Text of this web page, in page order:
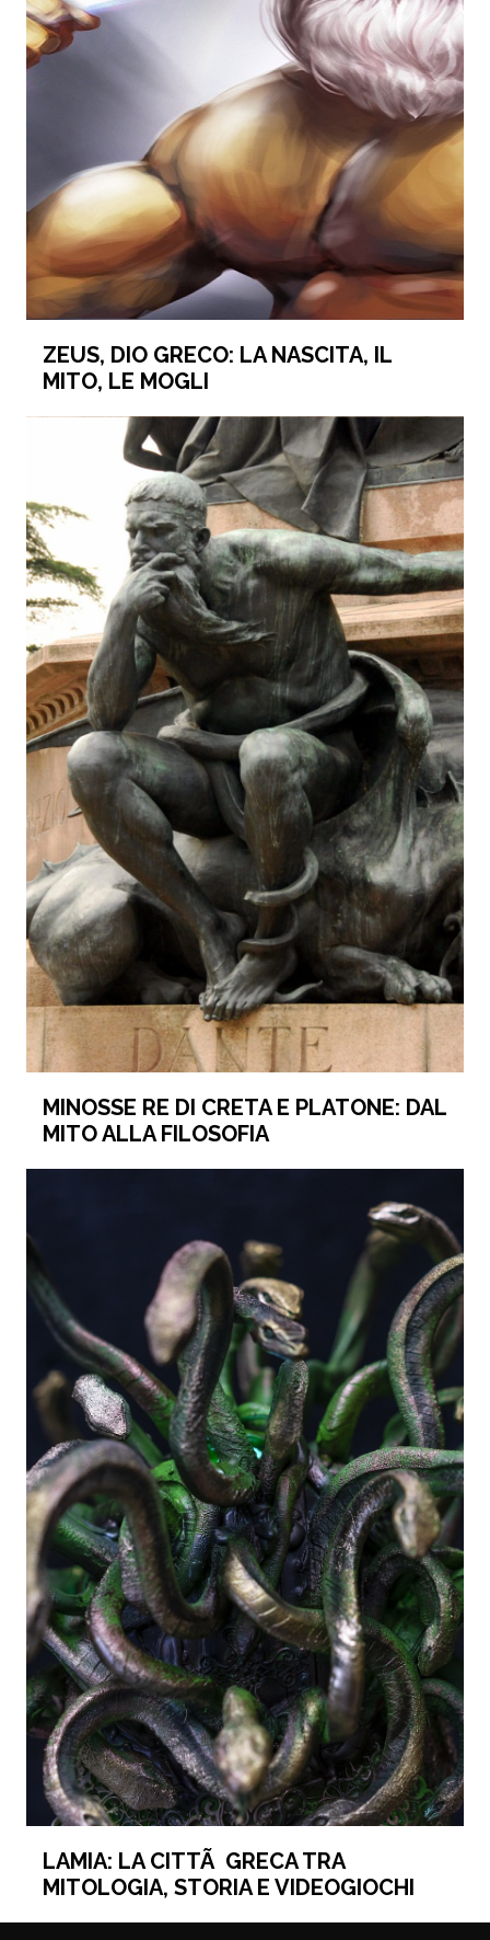
ZEUS, DIO GRECO: LA NASCITA, IL
MITO, LE MOGLI
MINOSSE RE DI CRETA E PLATONE: DAL
MITO ALLA FILOSOFIA
LAMIA: LA CITTÃ GRECA TRA
MITOLOGIA, STORIA E VIDEOGIOCHI